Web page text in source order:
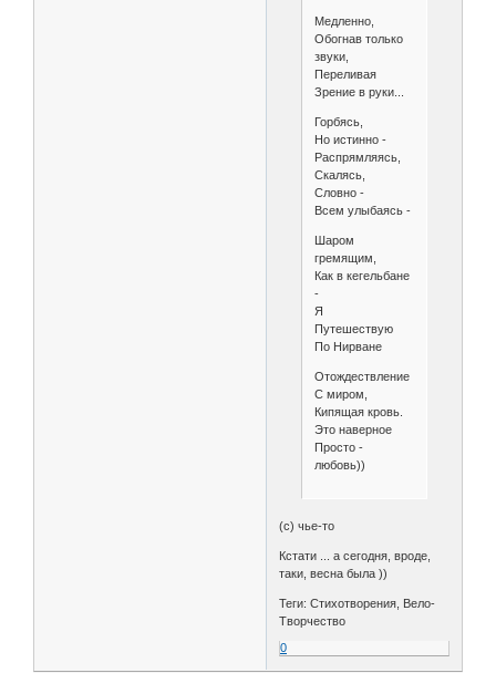
Медленно,
Обогнав только
звуки,
Переливая
Зрение в руки...
Горбясь,
Но истинно -
Распрямляясь,
Скалясь,
Словно -
Всем улыбаясь -
Шаром
гремящим,
Как в кегельбане
-
Я
Путешествую
По Нирване
Отождествление
C миром,
Кипящая кровь.
Это наверное
Просто -
любовь))
(с) чье-то
Кстати ... а сегодня, вроде,
таки, весна была ))
Теги: Стихотворения, Вело-
Творчество
0